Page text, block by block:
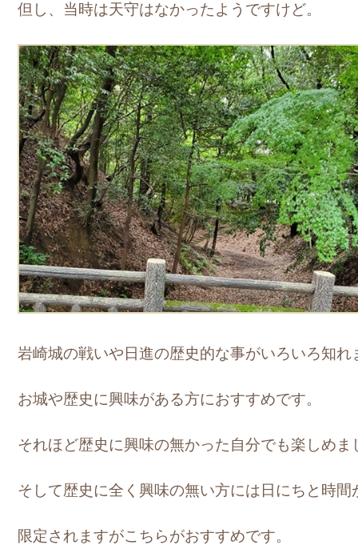
但し、当時は天守はなかったようですけど。
岩崎城の戦いや日進の歴史的な事がいろいろ知れ
お城や歴史に興味がある方におすすめです。
それほど歴史に興味の無かった自分でも楽しめま
そして歴史に全く興味の無い方には日にちと時間
限定されますがこちらがおすすめです。